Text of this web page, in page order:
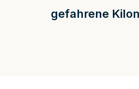
gefahrene